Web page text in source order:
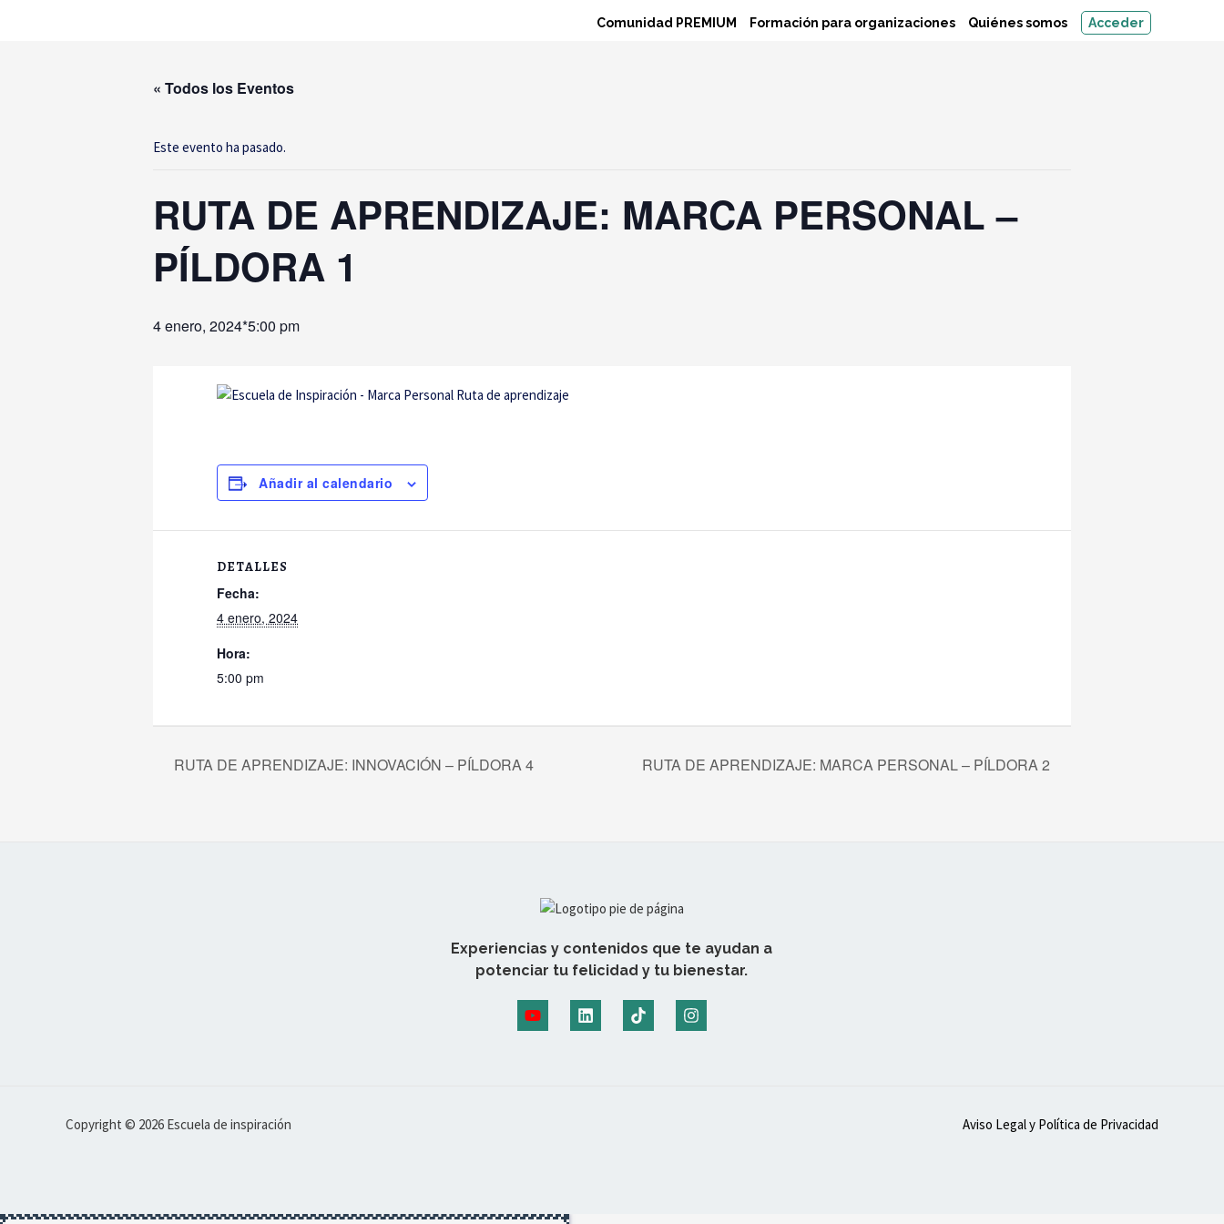
Comunidad PREMIUM Formación para organizaciones Quiénes somos Acceder
« Todos los Eventos
Este evento ha pasado.
RUTA DE APRENDIZAJE: MARCA PERSONAL –
PÍLDORA 1
4 enero, 2024*5:00 pm
Añadir al calendario
DETALLES
Fecha:
4 enero, 2024
Hora:
5:00 pm
RUTA DE APRENDIZAJE: INNOVACIÓN – PÍLDORA 4 RUTA DE APRENDIZAJE: MARCA PERSONAL – PÍLDORA 2
Experiencias y contenidos que te ayudan a
potenciar tu felicidad y tu bienestar.
Copyright © 2026 Escuela de inspiración Aviso Legal y Política de Privacidad